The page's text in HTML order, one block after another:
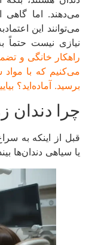
اما گاهی
این
نیست حتماً به
خانگی و
که با مواد
آماده‌اید؟ بیایید
دندان
از اینکه به سراغ
دندان‌ها